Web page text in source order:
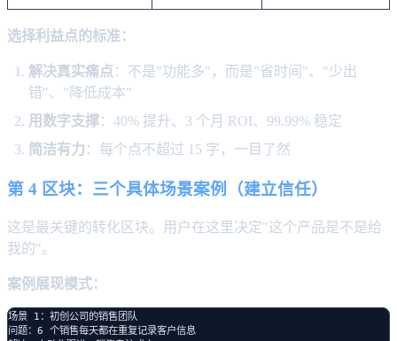
选择利益点的标准：
解决真实痛点 ：不是"功能多"，而是"省时间"、"少出
错"、"降低成本"
用数字支撑：40% 提升、3 个月 ROI、99.99% 稳定
简洁有力 ：每个点不超过 15 字，一目了然
第 4 区块：三个具体场景案例（建立信任）
这是最关键的转化区块。用户在这里决定"这个产品是不是给
我的"。
案例展现模式：
场景 1：初创公司的销售团队
问题：6 个销售每天都在重复记录客户信息